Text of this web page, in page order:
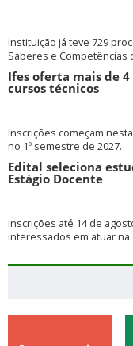
Instituição já teve 729
Saberes e Competências
Ifes oferta mais de
cursos técnicos
Inscrições começam
no 1º semestre de 2027.
Edital seleciona
Estágio Docente
Inscrições até 14 de
interessados em atuar na